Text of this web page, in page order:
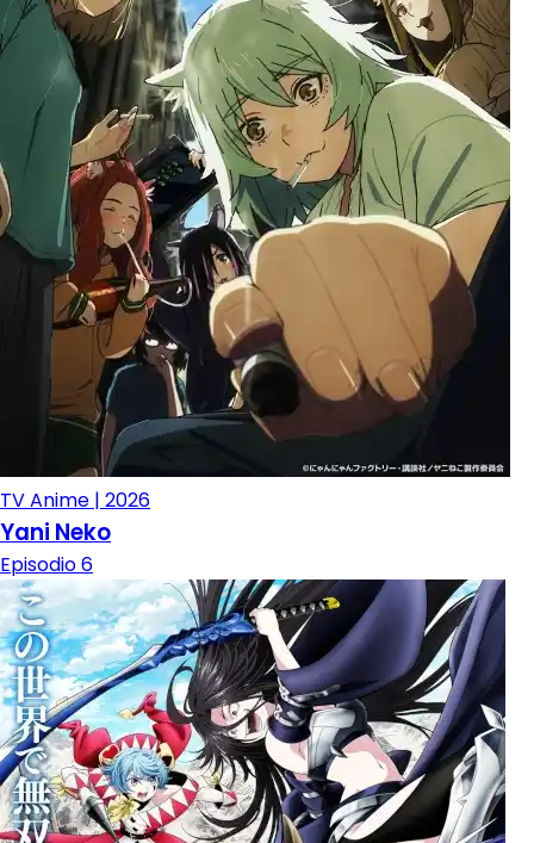
TV Anime | 2026
Yani Neko
Episodio 6